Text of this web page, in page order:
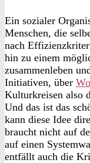
Ein sozialer
Menschen, die
nach
hin zu einem
zusammenleben
Initiativen, über
Kulturkreisen also
Und das ist das
kann diese Idee
braucht nicht auf
auf einen
entfällt auch die